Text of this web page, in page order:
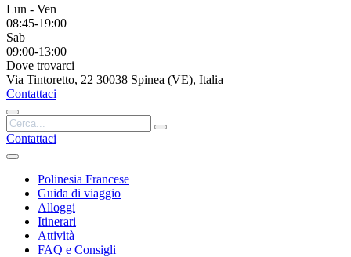
Lun - Ven
08:45-19:00
Sab
09:00-13:00
Dove trovarci
Via Tintoretto, 22 30038 Spinea (VE), Italia
Contattaci
Contattaci
Polinesia Francese
Guida di viaggio
Alloggi
Itinerari
Attività
FAQ e Consigli